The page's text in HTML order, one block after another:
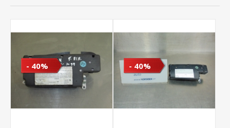
- 40% - 40%